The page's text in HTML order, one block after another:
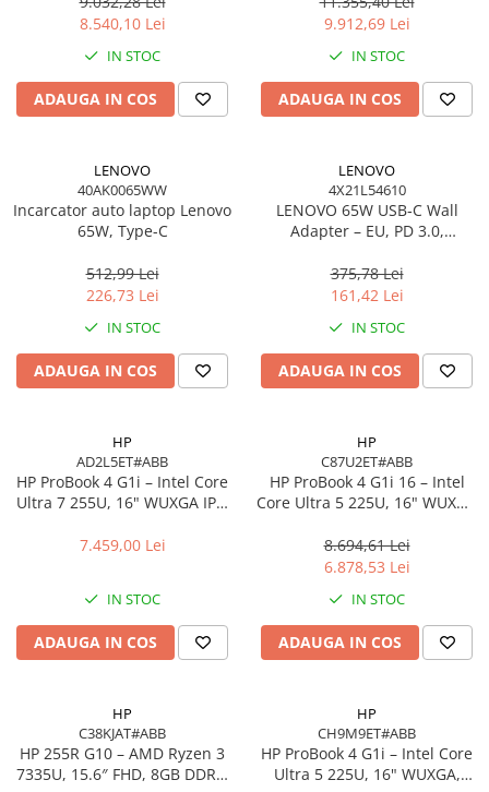
8.540,10 Lei
IN STOC
ADAUGA IN COS
9.912,69 Lei
IN STOC
ADAUGA IN COS
LENOVO
40AK0065WW
Incarcator auto laptop Lenovo
65W, Type-C
512,99 Lei
226,73 Lei
IN STOC
ADAUGA IN COS
LENOVO
4X21L54610
LENOVO 65W USB‑C Wall
Adapter – EU, PD 3.0,
375,78 Lei
161,42 Lei
IN STOC
ADAUGA IN COS
HP
AD2L5ET#ABB
HP ProBook 4 G1i – Intel Core
Ultra 7 255U, 16" WUXGA IPS,
FreeDOS, Pike Silver
7.459,00 Lei
IN STOC
ADAUGA IN COS
HP
C87U2ET#ABB
HP ProBook 4 G1i 16 – Intel
Core Ultra 5 225U, 16" WUXGA
Intel Graphics, Windows 11
Pro, 1YW
8.694,61 Lei
6.878,53 Lei
IN STOC
ADAUGA IN COS
HP
C38KJAT#ABB
HP 255R G10 – AMD Ryzen 3
7335U, 15.6″ FHD, 8GB DDR4,
HP
CH9M9ET#ABB
HP ProBook 4 G1i – Intel Core
Ultra 5 225U, 16" WUXGA,